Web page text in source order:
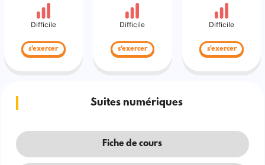
Difficile
s'exercer
Difficile
s'exercer
Difficile
s'exercer
Suites numériques
Fiche de cours